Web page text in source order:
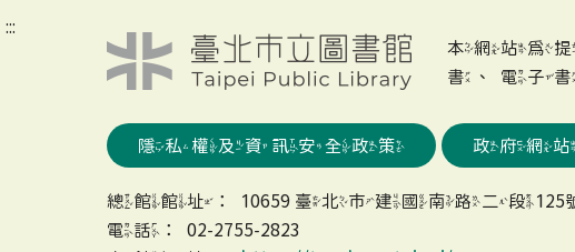
:::
本網站為
書、電子
隱私權及資訊安全政策 政府網
總館館址：10659 臺北市建國南路二段125
電話：02-2755-2823